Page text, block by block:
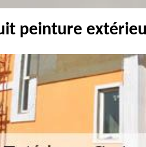
peinture